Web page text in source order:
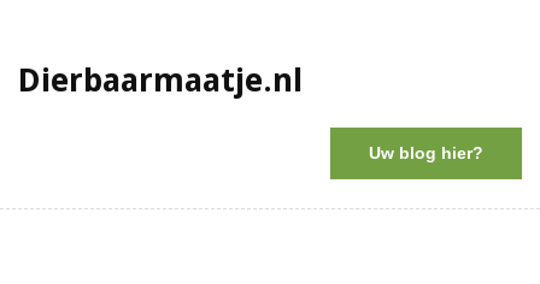
Dierbaarmaatje.nl
Uw blog hier?